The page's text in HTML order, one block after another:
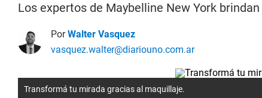
Los expertos de Maybelline New York
PorWalter Vasquez
vasquez.walter@diariouno.com.ar
Transformá tu mirada gracias al maquillaje.